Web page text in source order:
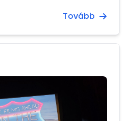
ügyelet működikTovább